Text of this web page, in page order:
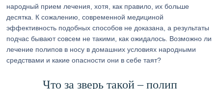
народный прием лечения, хотя, как правило, их больше
десятка. К сожалению, современной медициной
эффективность подобных способов не доказана, а результаты
подчас бывают совсем не такими, как ожидалось. Возможно ли
лечение полипов в носу в домашних условиях народными
средствами и какие опасности они в себе таят?
Что за зверь такой – полип